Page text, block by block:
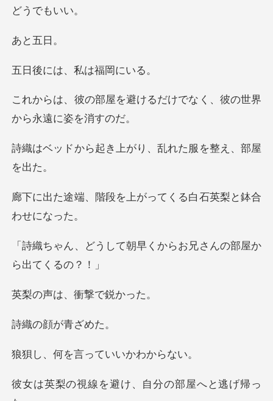
でも
と
は、私は
けるだけでなく、彼の世界
き上がり、乱れた服
を上がってくる白石英
朝早くからお兄さんの部
は、衝撃
顔が青
言っていいか
を避け、自分の部